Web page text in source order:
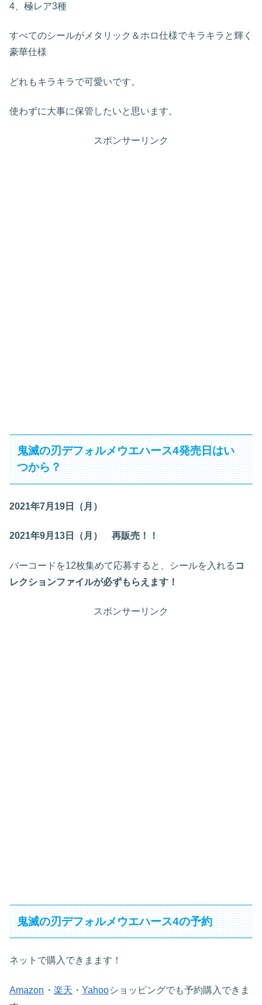
4、極レア3種
すべてのシールがメタリック＆ホロ仕様でキラキラと輝く
豪華仕様
どれもキラキラで可愛いです。
使わずに大事に保管したいと思います。
スポンサーリンク
鬼滅の刃デフォルメウエハース4発売日はい
つから？
2021年7月19日（月）
2021年9月13日（月） 再販売！！
バーコードを12枚集めて応募すると、シールを入れる コ
レクションファイルが必ずもらえます！
スポンサーリンク
鬼滅の刃デフォルメウエハース4の予約
ネットで購入できまます！
Amazon ・ 楽天 ・ Yahooショッピングでも予約購入できま